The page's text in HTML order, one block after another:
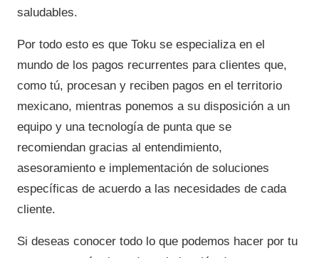
saludables.
Por todo esto es que Toku se especializa en el
mundo de los pagos recurrentes para clientes que,
como tú, procesan y reciben pagos en el territorio
mexicano, mientras ponemos a su disposición a un
equipo y una tecnología de punta que se
recomiendan gracias al entendimiento,
asesoramiento e implementación de soluciones
específicas de acuerdo a las necesidades de cada
cliente.
Si deseas conocer todo lo que podemos hacer por tu